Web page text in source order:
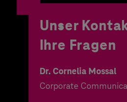
Unser
Ihre Fragen
Dr. Cornelia Mossal
Corporate